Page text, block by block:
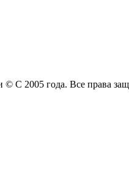
© С 2005 года. Все права